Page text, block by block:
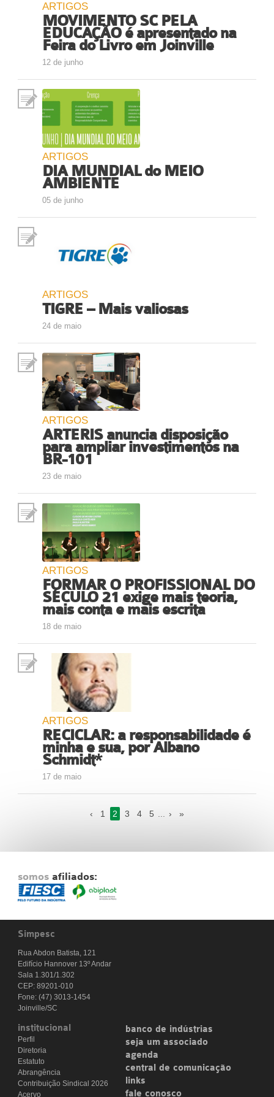
ARTIGOS
MOVIMENTO SC PELA
EDUCAÇÃO é apresentado na
Feira do Livro em Joinville
12 de junho
ARTIGOS
DIA MUNDIAL do MEIO
AMBIENTE
05 de junho
ARTIGOS
TIGRE – Mais valiosas
24 de maio
ARTIGOS
ARTERIS anuncia disposição
para ampliar investimentos na
BR-101
23 de maio
ARTIGOS
FORMAR O PROFISSIONAL DO
SÉCULO 21 exige mais teoria,
mais conta e mais escrita
18 de maio
ARTIGOS
RECICLAR: a responsabilidade é
minha e sua, por Albano
Schmidt*
17 de maio
‹ 1 2 3 4 5 › »
somos afiliados:
Simpesc
Rua Abdon Batista, 121
Edifício Hannover 13º Andar
Sala 1.301/1.302
CEP: 89201-010
Fone: (47) 3013-1454
Joinville/SC
institucional
Perfil
Diretoria
Estatuto
Abrangência
Contribuição Sindical 2026
Acervo
banco de indústrias
seja um associado
agenda
central de comunicação
links
fale conosco